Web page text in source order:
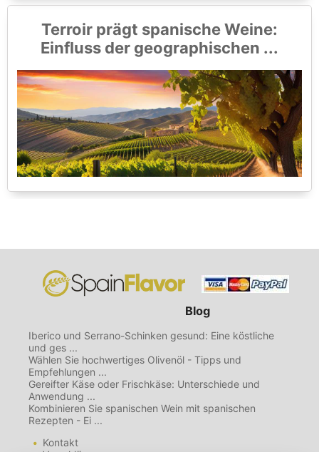
Terroir prägt spanische Weine:
Einfluss der geographischen ...
Blog
Iberico und Serrano-Schinken gesund: Eine köstliche
und ges ...
Wählen Sie hochwertiges Olivenöl - Tipps und
Empfehlungen ...
Gereifter Käse oder Frischkäse: Unterschiede und
Anwendung ...
Kombinieren Sie spanischen Wein mit spanischen
Rezepten - Ei ...
Kontakt